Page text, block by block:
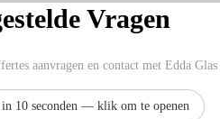
Vragen
aanvragen en contact met Edda
10 seconden — klik om te openen